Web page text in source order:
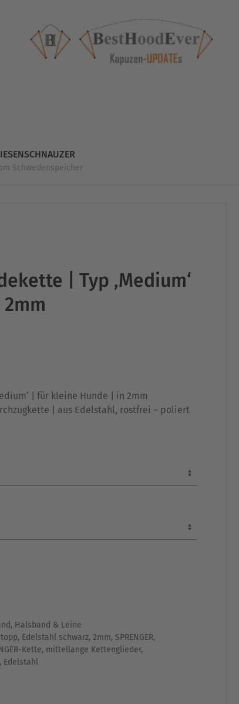
Schwedenspeicher
| Typ ‚Medium‘
| für kleine Hunde | in 2mm
| aus Edelstahl, rostfrei – poliert
, Halsband & Leine
, Edelstahl schwarz, 2mm, SPRENGER,
Kette, mittellange Kettenglieder,
, Edelstahl